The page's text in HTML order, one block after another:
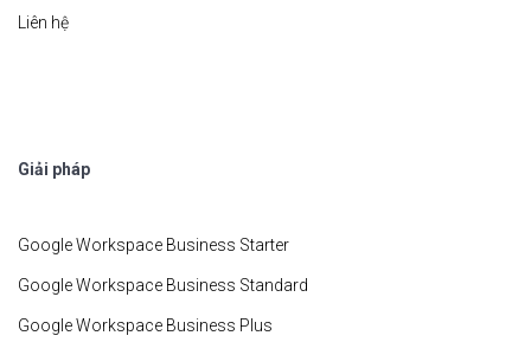
Liên hệ
Giải pháp
Google Workspace Business Starter
Google Workspace Business Standard
Google Workspace Business Plus